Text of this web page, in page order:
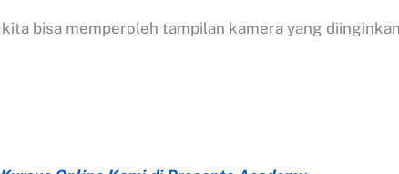
bisa memperoleh tampilan kamera yang